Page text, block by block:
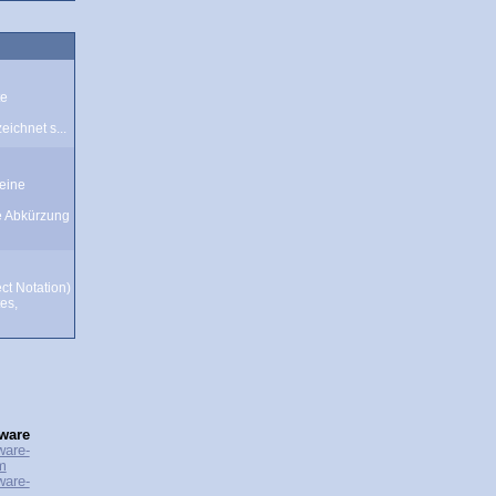
s...
Abkürzung
Notation)